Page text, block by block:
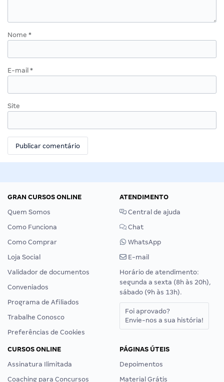
Nome *
E-mail *
Site
GRAN CURSOS ONLINE
Quem Somos
Como Funciona
Como Comprar
Loja Social
Validador de documentos
Conveniados
Programa de Afiliados
Trabalhe Conosco
Preferências de Cookies
ATENDIMENTO
Central de ajuda
Chat
WhatsApp
E-mail
Horário de atendimento:
segunda a sexta (8h às 20h),
sábado (9h às 13h).
Foi aprovado?
Envie-nos a sua história!
CURSOS ONLINE
Assinatura Ilimitada
Coaching para Concursos
PÁGINAS ÚTEIS
Depoimentos
Material Grátis